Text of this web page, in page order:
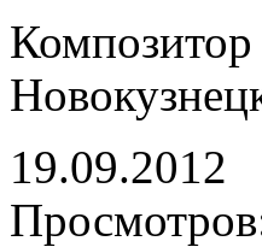
19.09.2012